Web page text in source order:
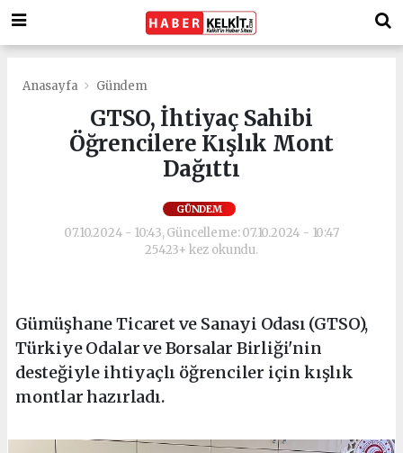
Anasayfa Gündem
GTSO, İhtiyaç Sahibi
Öğrencilere Kışlık Mont
Dağıttı
GÜNDEM
07.10.2024 - 10:43, Güncelleme: 07.10.2024 - 10:47
25423+ kez okundu.
Gümüşhane Ticaret ve Sanayi Odası (GTSO),
Türkiye Odalar ve Borsalar Birliği'nin
desteğiyle ihtiyaçlı öğrenciler için kışlık
montlar hazırladı.